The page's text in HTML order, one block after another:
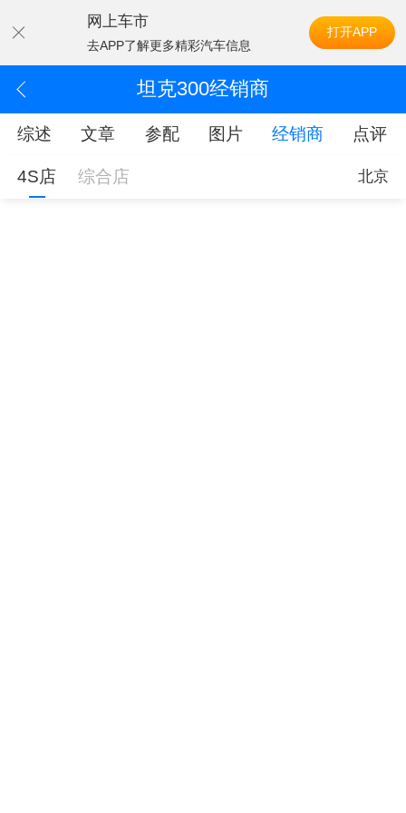
网上车市
去APP了解更多精彩汽车信息
打开APP
坦克300经销商
综述 文章 参配 图片 经销商 点评
4S店 综合店 北京